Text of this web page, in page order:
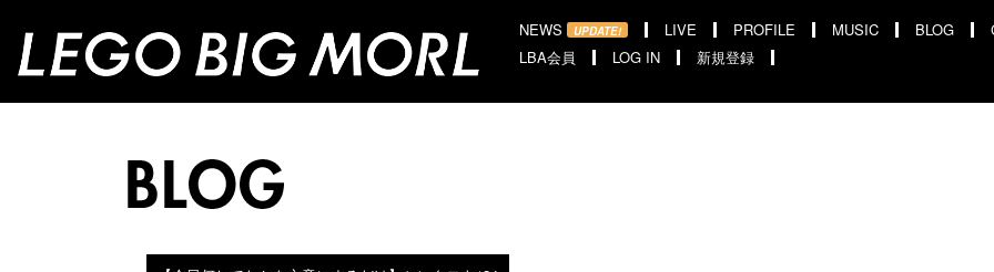
NEWS UPDATE! LIVE PROFILE MUSIC BLOG
LBA会員
LOG IN 新規登録